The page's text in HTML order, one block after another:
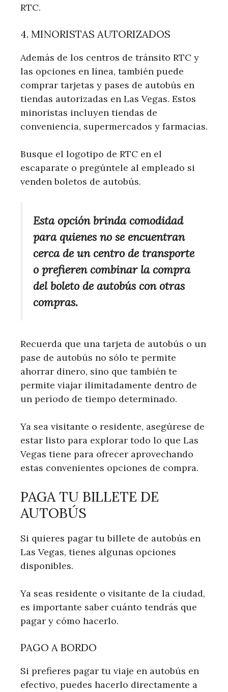
RTC.
4. MINORISTAS AUTORIZADOS
Además de los centros de tránsito RTC y
las opciones en línea, también puede
comprar tarjetas y pases de autobús en
tiendas autorizadas en Las Vegas. Estos
minoristas incluyen tiendas de
conveniencia, supermercados y farmacias.
Busque el logotipo de RTC en el
escaparate o pregúntele al empleado si
venden boletos de autobús.
Esta opción brinda comodidad
para quienes no se encuentran
cerca de un centro de transporte
o prefieren combinar la compra
del boleto de autobús con otras
compras.
Recuerda que una tarjeta de autobús o un
pase de autobús no sólo te permite
ahorrar dinero, sino que también te
permite viajar ilimitadamente dentro de
un período de tiempo determinado.
Ya sea visitante o residente, asegúrese de
estar listo para explorar todo lo que Las
Vegas tiene para ofrecer aprovechando
estas convenientes opciones de compra.
PAGA TU BILLETE DE
AUTOBÚS
Si quieres pagar tu billete de autobús en
Las Vegas, tienes algunas opciones
disponibles.
Ya seas residente o visitante de la ciudad,
es importante saber cuánto tendrás que
pagar y cómo hacerlo.
PAGO A BORDO
Si prefieres pagar tu viaje en autobús en
efectivo, puedes hacerlo directamente a